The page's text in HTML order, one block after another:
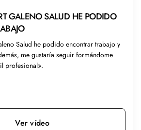
GALENO SALUD HE PODIDO
Salud he podido encontrar trabajo y
me gustaría seguir formándome
profesional».
Ver vídeo